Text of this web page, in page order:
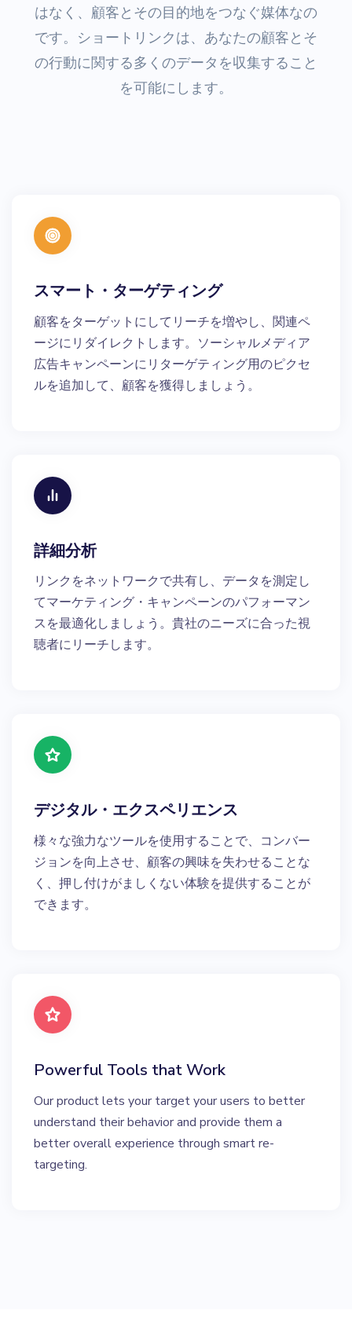
はなく、顧客とその目的地をつなぐ媒体なの
です。ショートリンクは、あなたの顧客とそ
の行動に関する多くのデータを収集すること
を可能にします。
スマート・ターゲティング
顧客をターゲットにしてリーチを増やし、関連ペ
ージにリダイレクトします。ソーシャルメディア
広告キャンペーンにリターゲティング用のピクセ
ルを追加して、顧客を獲得しましょう。
詳細分析
リンクをネットワークで共有し、データを測定し
てマーケティング・キャンペーンのパフォーマン
スを最適化しましょう。貴社のニーズに合った視
聴者にリーチします。
デジタル・エクスペリエンス
様々な強力なツールを使用することで、コンバー
ジョンを向上させ、顧客の興味を失わせることな
く、押し付けがましくない体験を提供することが
できます。
Powerful Tools that Work
Our product lets your target your users to better
understand their behavior and provide them a
better overall experience through smart re-
targeting.